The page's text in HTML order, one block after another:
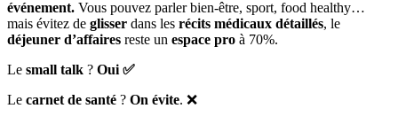
événement. Vous pouvez parler bien-être, sport, food healthy…
mais évitez de glisser dans les récits médicaux détaillés, le
déjeuner d’affaires reste un espace pro à 70%.
Le small talk ? Oui ✅
Le carnet de santé ? On évite. ❌